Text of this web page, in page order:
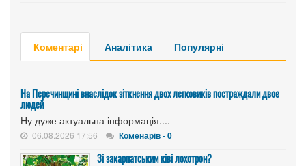
Коментарі Аналітика Популярні
На Перечинщині внаслідок зіткнення двох легковиків постраждали двоє
людей
Ну дуже актуальна інформація....
06.08.2026 17:56 Коменарів - 0
Зі закарпатським ківі лохотрон?